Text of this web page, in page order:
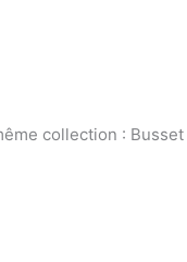
collection : Busset